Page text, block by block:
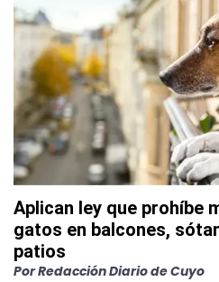
Aplican ley que prohíbe
gatos en balcones,
patios
PorRedacción Diario de Cuyo